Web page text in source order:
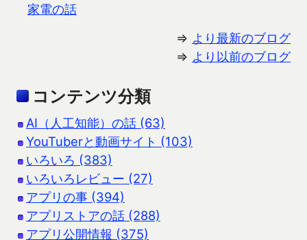
家電の話
⇒ より最新のブログ
⇒ より以前のブログ
コンテンツ分類
AI（人工知能）の話 (63)
YouTuberと動画サイト (103)
いろいろ (383)
いろいろレビュー (27)
アプリの事 (394)
アプリストアの話 (288)
アプリ公開情報 (375)